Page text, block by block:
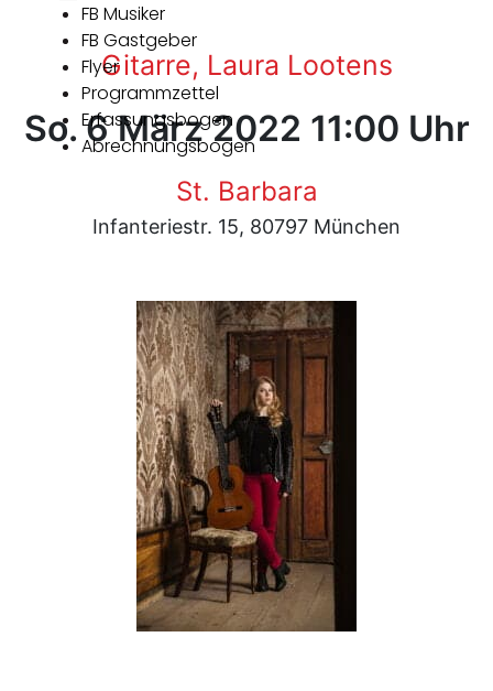
FB Musiker
FB Gastgeber
Flyer
Programmzettel
Erfassungsbogen
Abrechnungsbogen
Gitarre, Laura Lootens
So. 6 März 2022 11:00 Uhr
St. Barbara
Infanteriestr. 15, 80797 München